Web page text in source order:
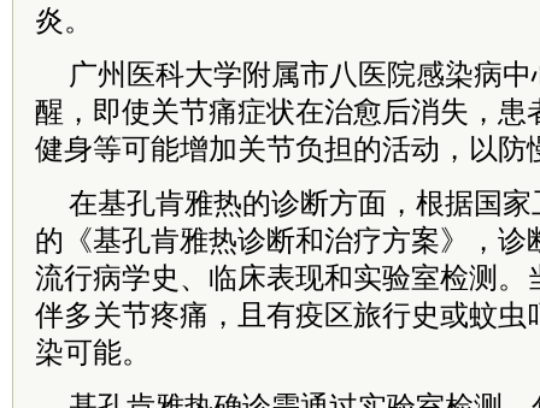
炎。
广州医科大学附属市八医院感染病
醒，即使关节痛症状在治愈后消失，患
健身等可能增加关节负担的活动，以防
在基孔肯雅热的诊断方面，根据国
的《基孔肯雅热诊断和治疗方案》，诊
流行病学史、临床表现和实验室检测。
伴多关节疼痛，且有疫区旅行史或蚊虫
染可能。